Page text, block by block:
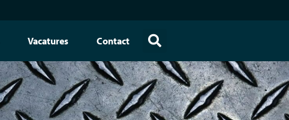
Vacatures Contact